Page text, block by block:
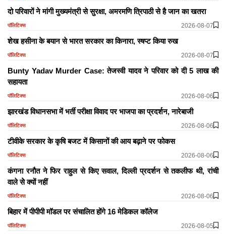
दो परिवारों ने मांगी मुख्यमंत्री से सुरक्षा, अमरमणि त्रिपाठी से है जान का खतरा
पॉलिटिक्स 2026-08-07
शेख हसीना के बयान से भारत सरकार का किनारा, स्षप्ट किया रुख
पॉलिटिक्स 2026-08-07
Bunty Yadav Murder Case: तेजस्वी यादव ने परिवार को दी 5 लाख की
सहायता
पॉलिटिक्स 2026-08-06
झारखंड विधानसभा में भर्ती परीक्षा विवाद पर भाजपा का प्रदर्शन, नारेबाजी
पॉलिटिक्स 2026-08-06
टीवीके सरकार के कृषि बजट में किसानों की आय बढ़ाने पर फोकस
पॉलिटिक्स 2026-08-06
कंगना रनौत ने फिर राहुल से किए सवाल, दिल्ली प्रदर्शन से तकलीफ थी, रांची
वाले सेे क्यों नहीं
पॉलिटिक्स 2026-08-06
बिहार में पीपीपी मॉडल पर संचालित होंगे 16 मेडिकल कॉलेज
पॉलिटिक्स 2026-08-05